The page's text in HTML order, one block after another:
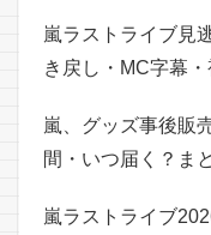
嵐ラストライブ見
き戻し・MC字幕
嵐、グッズ事後販
間・いつ届く？ま
嵐ラストライブ